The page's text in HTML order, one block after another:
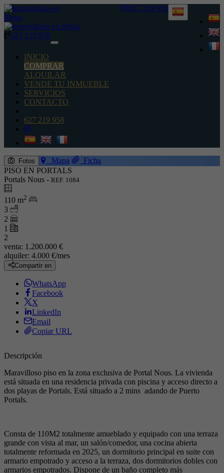
627 219 958
627 219 958
Toggle
INICIO
COMPRAR
ALQUILAR
VENDE TU INMUEBLE
SERVICIOS
CONTACTO
627 219 958
Fotos Mapa
Ficha
PISO EN PORTALS
Portals Nous - REF. 1084
110 m2
3
2
1
2
venta: 1.200.000 €
alquiler: 4.000 €/mes
Compartir en
WhatsApp
Facebook
X
LinkedIn
Email
Copiar URL
Descripción
Maravilloso piso en la zona exclusiva de Portal Nous. La vivienda
está situada en una residencia privada con piscina y acceso directo a
dos playas de Portals. Está situado a 2 mins adando de Puerto
Portals.
Consta de 110M2 totalmente amueblado y equipado con una terraza
grande con vista al mar, un salón/comedor, una cocina abierta
totalmente reformada en 2025, un dormitorio principal en suite con
armario empotrado y acceso a la terraza, dos dormitorios dobles con
armarios empotrados. Dispone de un baño completo más